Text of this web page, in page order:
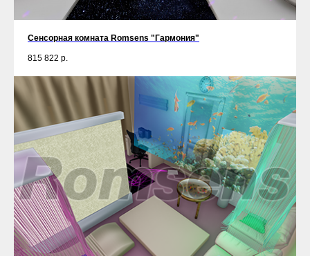
Сенсорная комната Romsens "Гармония"
815 822 р.